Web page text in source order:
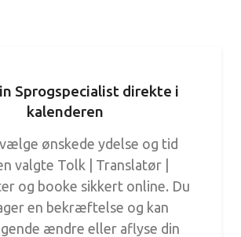
Sprogspecialist direkte i
kalenderen
ønskede ydelse og tid
valgte Tolk | Translatør |
og booke sikkert online. Du
en bekræftelse og kan
ændre eller aflyse din